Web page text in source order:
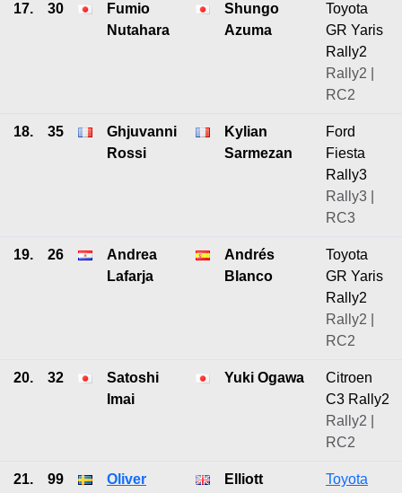
17. 30
Fumio
Nutahara
Shungo
Azuma
Toyota
GR Yaris
Rally2
Rally2 |
RC2
18. 35
Ghjuvanni
Rossi
Kylian
Sarmezan
Ford
Fiesta
Rally3
Rally3 |
RC3
19. 26
Andrea
Lafarja
Andrés
Blanco
Toyota
GR Yaris
Rally2
Rally2 |
RC2
20. 32
Satoshi
Imai
Yuki Ogawa
Citroen
C3 Rally2
Rally2 |
RC2
21. 99
Oliver
Elliott
Toyota